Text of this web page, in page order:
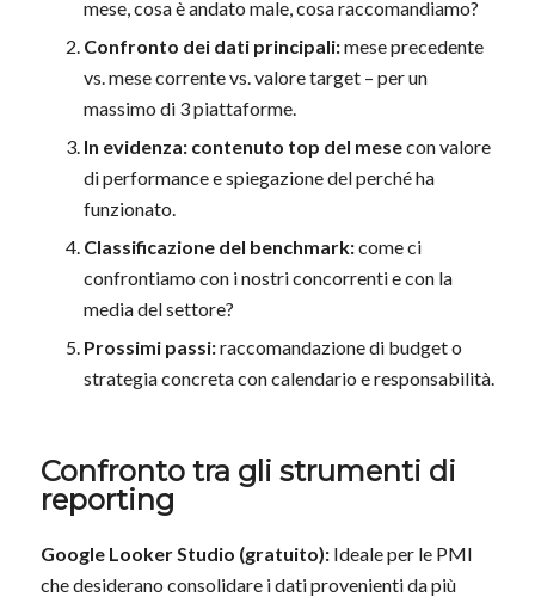
mese, cosa è andato male, cosa raccomandiamo?
Confronto dei dati principali:mese precedente
vs. mese corrente vs. valore target – per un
massimo di 3 piattaforme.
In evidenza: contenuto top del mesecon valore
di performance e spiegazione del perché ha
funzionato.
Classificazione del benchmark:come ci
confrontiamo con i nostri concorrenti e con la
media del settore?
Prossimi passi:raccomandazione di budget o
strategia concreta con calendario e responsabilità.
Confronto tra gli strumenti di
reporting
Google Looker Studio (gratuito):Ideale per le PMI
che desiderano consolidare i dati provenienti da più